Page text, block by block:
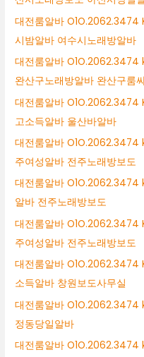
대전룸알바 O1O.2062.3474
시밤알바 여수시노래방알바
대전룸알바
완산구노래방알바 완산구룸
대전룸알바 O1O.2062.3474
고소득알바 울산바알바
대전룸알바
주여성알바 전주노래방보도
대전룸알바
알바 전주노래방보도
대전룸알바 O1O.2062.3474
주여성알바 전주노래방보도
대전룸알바 O1O.2062.3474
소득알바 창원보도사무실
대전룸알바
정동당일알바
대전룸알바